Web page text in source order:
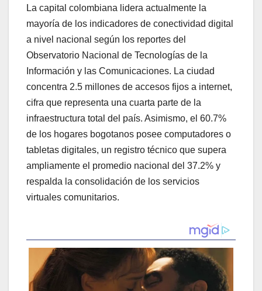
La capital colombiana lidera actualmente la
mayoría de los indicadores de conectividad digital
a nivel nacional según los reportes del
Observatorio Nacional de Tecnologías de la
Información y las Comunicaciones. La ciudad
concentra 2.5 millones de accesos fijos a internet,
cifra que representa una cuarta parte de la
infraestructura total del país. Asimismo, el 60.7%
de los hogares bogotanos posee computadores o
tabletas digitales, un registro técnico que supera
ampliamente el promedio nacional del 37.2% y
respalda la consolidación de los servicios
virtuales comunitarios.